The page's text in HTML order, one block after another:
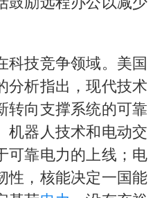
科技竞争领域。美国
分析指出，现代技术
转向支撑系统的可靠
机器人技术和电动交
可靠电力的上线；电
性，核能决定一国能